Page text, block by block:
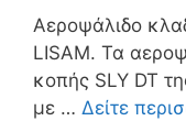
Αεροψάλιδο
LISAM. Τα
κοπής SLY DT
με … Δείτε